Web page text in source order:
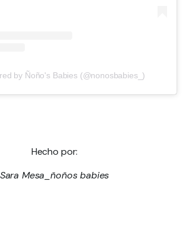
by Ñoño's Babies (@nonosbabies_)
Hecho por:
Sara Mesa_ñoños babies